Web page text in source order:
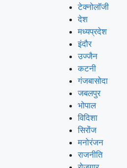
टेक्नोलॉजी
देश
मध्यप्रदेश
इंदौर
उज्जैन
कटनी
गंजबासोदा
जबलपुर
भोपाल
विदिशा
सिरोंज
मनोरंजन
राजनीति